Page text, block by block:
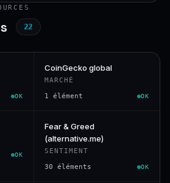
22
OK
CoinGecko global
MARCHÉ
1 élément OK
OK
Fear & Greed
(alternative.me)
SENTIMENT
30 éléments OK